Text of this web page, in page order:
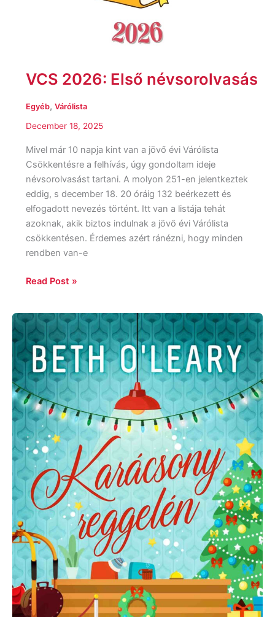
VCS 2026: Első névsorolvasás
Egyéb, Várólista
December 18, 2025
Mivel már 10 napja kint van a jövő évi Várólista
Csökkentésre a felhívás, úgy gondoltam ideje
névsorolvasást tartani. A molyon 251-en jelentkeztek
eddig, s december 18. 20 óráig 132 beérkezett és
elfogadott nevezés történt. Itt van a listája tehát
azoknak, akik biztos indulnak a jövő évi Várólista
csökkentésen. Érdemes azért ránézni, hogy minden
rendben van-e
Read Post »
Beth
O’Leary:
Karácsony
reggelén